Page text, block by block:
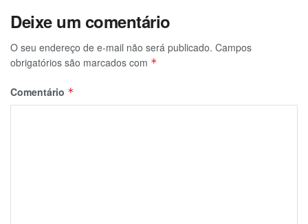
Deixe um comentário
O seu endereço de e-mail não será publicado. Campos
obrigatórios são marcados com *
Comentário *